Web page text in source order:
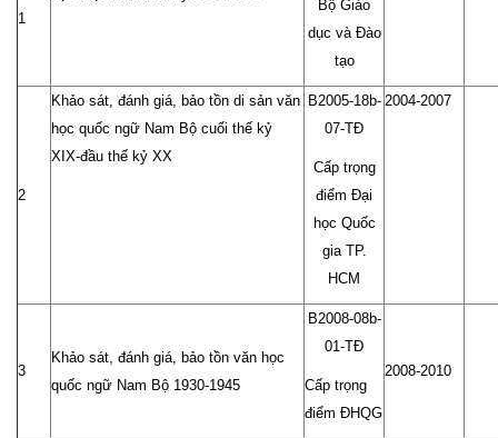
1
Bộ Giáo
dục và Đào
tạo
2
Khảo sát, đánh giá, bảo tồn di sản văn
học quốc ngữ Nam Bộ cuối thế kỷ
XIX-đầu thế kỷ XX
B2005-18b-
07-TĐ
Cấp trọng
điểm Đại
học Quốc
gia TP.
HCM
2004-2007
3
Khảo sát, đánh giá, bảo tồn văn học
quốc ngữ Nam Bộ 1930-1945
B2008-08b-
01-TĐ
Cấp trọng
điểm ĐHQG
2008-2010